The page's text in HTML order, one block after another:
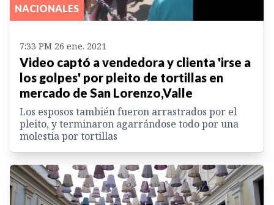
NACIONALES
7:33 PM 26 ene. 2021
Video captó a vendedora y clienta 'irse a
los golpes' por pleito de tortillas en
mercado de San Lorenzo,Valle
Los esposos también fueron arrastrados por el
pleito, y terminaron agarrándose todo por una
molestia por tortillas